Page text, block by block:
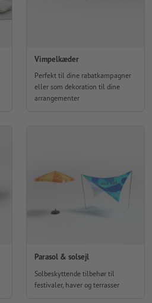
Vimpelkæder
Perfekt til dine rabatkampagner
eller som dekoration til dine
arrangementer
Parasol & solsejl
Solbeskyttende tilbehør til
festivaler, haver og terrasser